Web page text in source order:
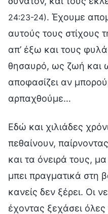
24:23-24). Έχουμε
αυτούς τους στίχους
απ’ έξω και τους
θησαυρό, ως ζωή και
αποφασίζει αν
αρπαχθούμε…
Εδώ και χιλιάδες
πεθαίνουν,
και τα όνειρά τους,
μπει πραγματικά στη
κανείς δεν ξέρει. Οι
έχοντας ξεχάσει όλες